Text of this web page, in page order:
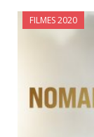
FILMES 2020